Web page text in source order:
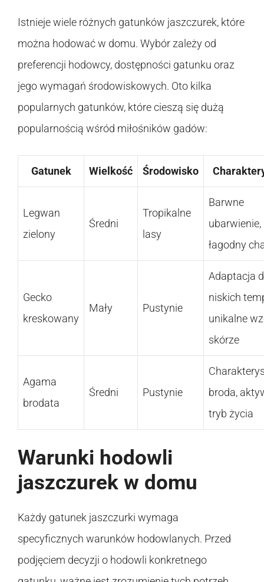
Istnieje wiele różnych gatunków jaszczurek, które
można hodować w domu. Wybór zależy od
preferencji hodowcy, dostępności gatunku oraz
jego wymagań środowiskowych. Oto kilka
popularnych gatunków, które cieszą się dużą
popularnością wśród miłośników gadów:
Gatunek Wielkość Środowisko
Legwan
zielony
Średni
Tropikalne
lasy
Barwne
ubarwienie,
łagodny
Gecko
kreskowany
Mały Pustynie
Adaptacja
niskich
unikalne
skórze
Agama
brodata
Średni Pustynie
broda,
tryb życia
Warunki hodowli
jaszczurek w domu
Każdy gatunek jaszczurki wymaga
specyficznych warunków hodowlanych. Przed
podjęciem decyzji o hodowli konkretnego